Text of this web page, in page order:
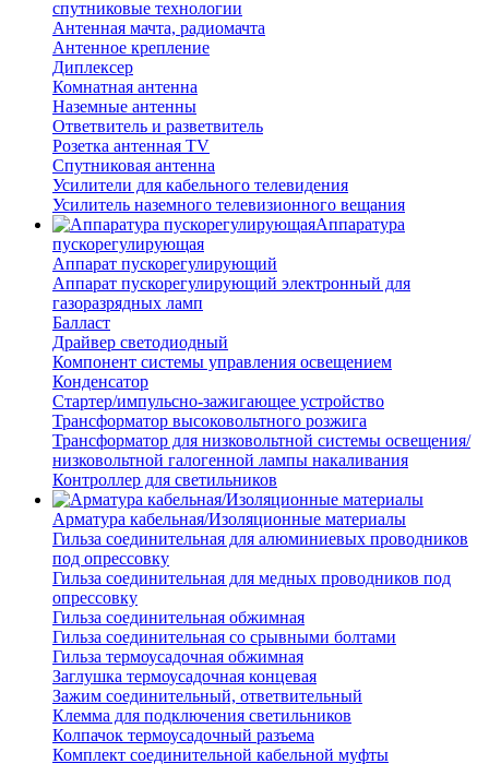
спутниковые технологии
Антенная мачта, радиомачта
Антенное крепление
Диплексер
Комнатная антенна
Наземные антенны
Ответвитель и разветвитель
Розетка антенная TV
Спутниковая антенна
Усилители для кабельного телевидения
Усилитель наземного телевизионного вещания
Аппаратура
пускорегулирующая
Аппарат пускорегулирующий
Аппарат пускорегулирующий электронный для
газоразрядных ламп
Балласт
Драйвер светодиодный
Компонент системы управления освещением
Конденсатор
Стартер/импульсно-зажигающее устройство
Трансформатор высоковольтного розжига
Трансформатор для низковольтной системы освещения/
низковольтной галогенной лампы накаливания
Контроллер для светильников
Арматура кабельная/Изоляционные материалы
Гильза соединительная для алюминиевых проводников
под опрессовку
Гильза соединительная для медных проводников под
опрессовку
Гильза соединительная обжимная
Гильза соединительная со срывными болтами
Гильза термоусадочная обжимная
Заглушка термоусадочная концевая
Зажим соединительный, ответвительный
Клемма для подключения светильников
Колпачок термоусадочный разъема
Комплект соединительной кабельной муфты